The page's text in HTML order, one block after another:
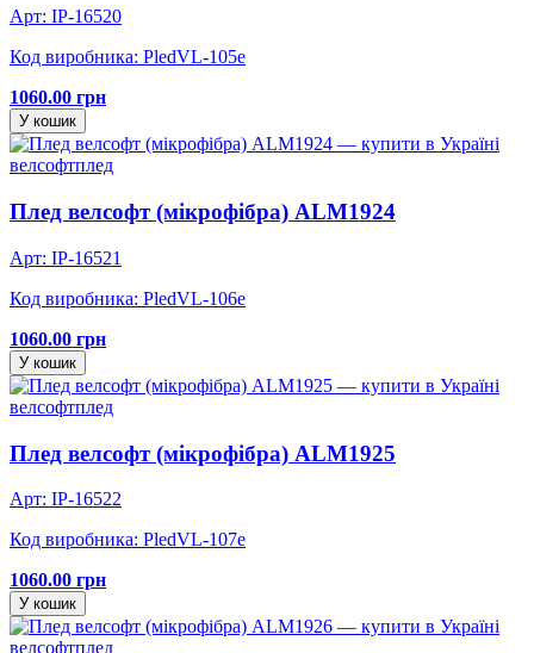
Арт: IP-16520
Код виробника: PledVL-105e
1060.00 грн
У кошик
велсофтплед
Плед велсофт (мікрофібра) ALM1924
Арт: IP-16521
Код виробника: PledVL-106e
1060.00 грн
У кошик
велсофтплед
Плед велсофт (мікрофібра) ALM1925
Арт: IP-16522
Код виробника: PledVL-107e
1060.00 грн
У кошик
велсофтплед